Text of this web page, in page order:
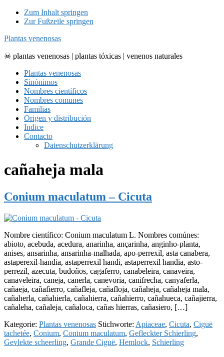
Zum Inhalt springen
Zur Fußzeile springen
Plantas venenosas
☠ plantas venenosas | plantas tóxicas | venenos naturales
Plantas venenosas
Sinónimos
Nombres científicos
Nombres comunes
Familias
Origen y distribución
Indice
Contacto
Datenschutzerklärung
cañaheja mala
Conium maculatum – Cicuta
Nombre científico: Conium maculatum L. Nombres comúnes:
abioto, acebuda, acedura, anarinha, ançarinha, anginho-planta,
anises, ansarinha, ansarinha-malhada, apo-perrexil, asta canabera,
astaperexil-handia, astaperrexil handi, astaperrexil handia, asto-
perrezil, azecuta, budoños, cagaferro, canabeleira, canaveira,
canaveleira, caneja, canerla, canevoria, canifrecha, canyaferla,
cañaeja, cañafierro, cañafleja, cañafloja, cañaheja, cañaheja mala,
cañaherla, cañahierla, cañahierra, cañahierro, cañahueca, cañajierra,
cañaleha, cañaleja, cañaloca, cañas hierras, cañasiero, […]
Kategorie: Plantas venenosas Stichworte: Apiaceae, Cicuta, Ciguë
tachetée, Conium, Conium maculatum, Gefleckter Schierling,
Gevlekte scheerling, Grande Ciguë, Hemlock, Schierling